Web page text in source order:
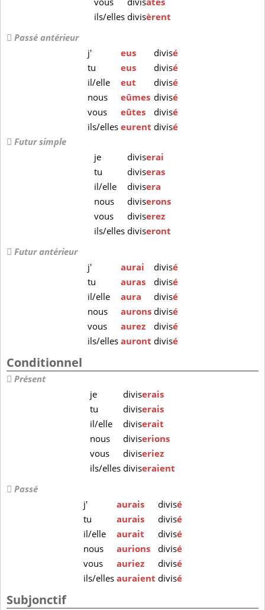
ils/ellesdivisèrent
Passé antérieur
j'
eus divisé
tu
eus divisé
il/elle
eut divisé
nous
eûmes divisé
vous
eûtes divisé
ils/elles eurent divisé
Futur simple
je
diviserai
tu
diviseras
il/elle
divisera
nous
diviserons
vous
diviserez
ils/ellesdiviseront
Futur antérieur
j'
aurai divisé
tu
auras divisé
il/elle
aura divisé
nous
aurons divisé
vous
aurez divisé
ils/elles auront divisé
Conditionnel
Présent
je
diviserais
tu
diviserais
il/elle
diviserait
nous
diviserions
vous
diviseriez
ils/ellesdiviseraient
Passé
j'
aurais divisé
tu
aurais divisé
il/elle
aurait divisé
nous
aurions divisé
vous
auriez divisé
ils/elles auraient divisé
Subjonctif